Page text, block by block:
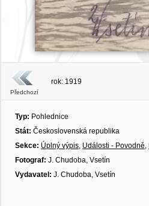
Předchozí
rok: 1919
Typ: Pohlednice
Stát: Československá republika
Sekce: Úplný výpis, Události - Povodně,
Fotograf: J. Chudoba, Vsetín
Vydavatel: J. Chudoba, Vsetín